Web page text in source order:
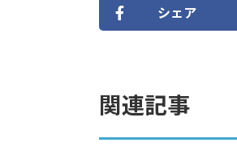
シェア
関連記事